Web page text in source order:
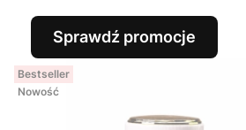
Sprawdź promocje
Bestseller
Nowość